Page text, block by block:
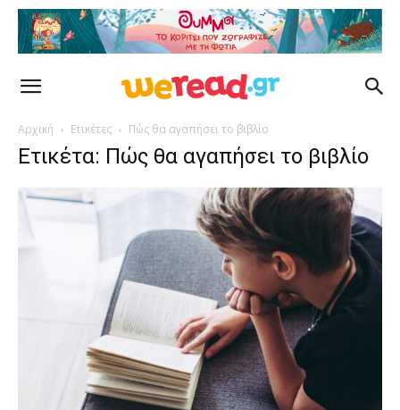
Αρχική Ετικέτες Πώς θα αγαπήσει το βιβλίο
Ετικέτα: Πώς θα αγαπήσει το βιβλίο